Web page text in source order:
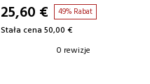
25,60 € 49% Rabat
Stała cena 50,00 €
0 rewizje